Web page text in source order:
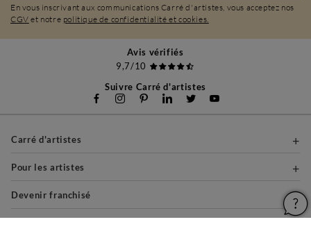
En vous inscrivant aux communications Carré d'artistes, vous acceptez nos
CGV et notre politique de confidentialité et cookies.
Avis vérifiés
9,7/10
Suivre Carré d'artistes
Carré d'artistes
Pour les artistes
Devenir franchisé